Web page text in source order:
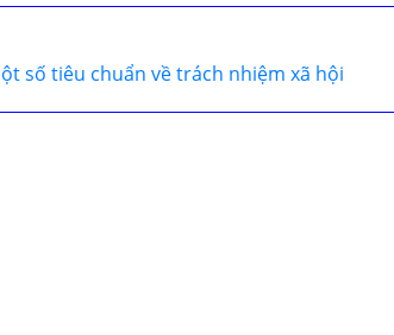
số tiêu chuẩn về trách nhiệm xã hội